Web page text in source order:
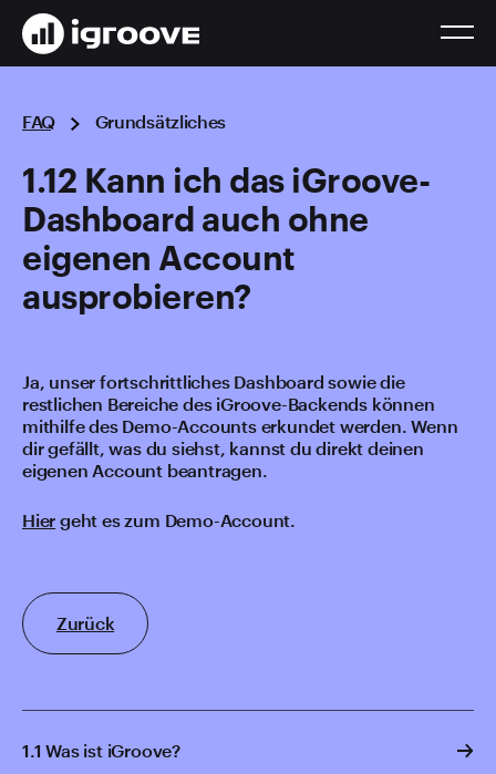
FAQ Grundsätzliches
1.12 Kann ich das iGroove-
Dashboard auch ohne
eigenen Account
ausprobieren?
Ja, unser fortschrittliches Dashboard sowie die
restlichen Bereiche des iGroove-Backends können
mithilfe des Demo-Accounts erkundet werden. Wenn
dir gefällt, was du siehst, kannst du direkt deinen
eigenen Account beantragen.
Hier geht es zum Demo-Account.
Zurück
1.1 Was ist iGroove?